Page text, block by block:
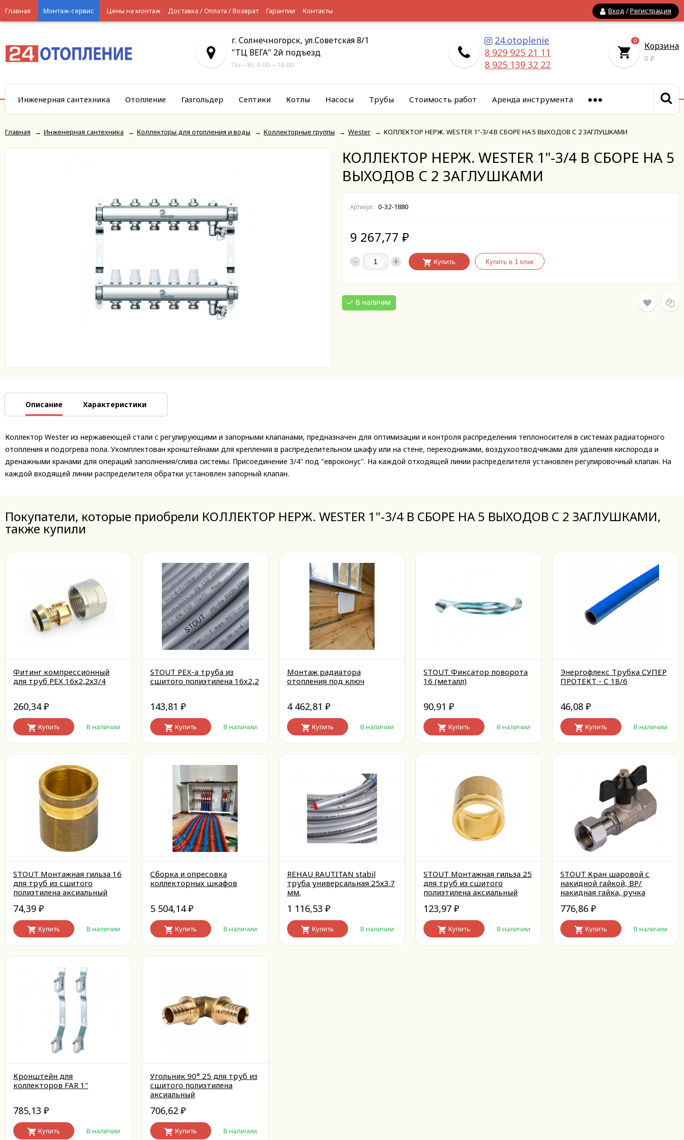
Вход /Регистрация
Главная Монтаж-сервис Цены на монтаж Доставка / Оплата / Возврат Гарантии Контакты
г. Солнечногорск, ул.Советская 8/1
"ТЦ ВЕГА" 2й подъезд
Пн—Вс 9-00—18-00
24.otoplenie
8 929 925 21 11
8 925 139 32 22
0 Корзина
0 ₽
Инженерная сантехника Отопление Газгольдер Септики Котлы Насосы Трубы Стоимость работ Аренда инструмента
Главная → Инженерная сантехника → Коллекторы для отопления и воды → Коллекторные группы → Wester → КОЛЛЕКТОР НЕРЖ. WESTER 1"-3/4 В СБОРЕ НА 5 ВЫХОДОВ С 2 ЗАГЛУШКАМИ
КОЛЛЕКТОР НЕРЖ. WESTER 1"-3/4 В СБОРЕ НА 5
ВЫХОДОВ С 2 ЗАГЛУШКАМИ
Артикул: 0-32-1880
9 267,77 ₽
- + Купить
В наличии
Описание Характеристики
Коллектор Wester из нержавеющей стали с регулирующими и запорными клапанами, предназначен для оптимизации и контроля распределения теплоносителя в системах радиаторного
отопления и подогрева пола. Укомплектован кронштейнами для крепления в распределительном шкафу или на стене, переходниками, воздухоотводчиками для удаления кислорода и
дренажными кранами для операций заполнения/слива системы. Присоединение 3/4" под "евроконус". На каждой отходящей линии распределителя установлен регулировочный клапан. На
каждой входящей линии распределителя обратки установлен запорный клапан.
Покупатели, которые приобрели КОЛЛЕКТОР НЕРЖ. WESTER 1"-3/4 В СБОРЕ НА 5 ВЫХОДОВ С 2 ЗАГЛУШКАМИ,
также купили
Фитинг компрессионный
для труб PEX 16х2,2х3/4
260,34 ₽
Купить В наличии
STOUT PEX-a труба из
сшитого полиэтилена 16х2,2
143,81 ₽
Купить В наличии
Монтаж радиатора
отопления под ключ
4 462,81 ₽
Купить В наличии
STOUT Фиксатор поворота
16 (металл)
90,91₽
Купить В наличии
Энергофлекс Трубка СУПЕР
ПРОТЕКТ - С 18/6
46,08₽
Купить В наличии
STOUT Монтажная гильза 16
для труб из сшитого
полиэтилена аксиальный
74,39 ₽
Купить В наличии
Сборка и опресовка
коллекторных шкафов
5 504,14 ₽
Купить В наличии
REHAU RAUTITAN stabil
труба универсальная 25х3.7
мм.
1 116,53 ₽
Купить В наличии
STOUT Монтажная гильза 25
для труб из сшитого
полиэтилена аксиальный
123,97₽
Купить В наличии
STOUT Кран шаровой с
накидной гайкой, ВР/
накидная гайка, ручка
776,86₽
Купить В наличии
Кронштейн для
коллекторов FAR 1"
785,13 ₽
Купить В наличии
Угольник 90° 25 для труб из
сшитого полиэтилена
аксиальный
706,62 ₽
Купить В наличии